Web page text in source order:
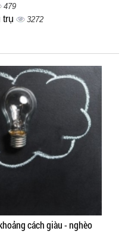
479
trụ 3272
cách giàu - nghèo